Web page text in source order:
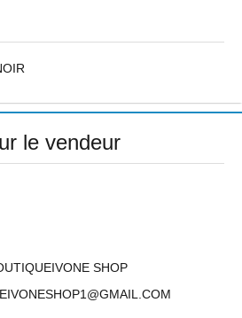
le vendeur
SHOP